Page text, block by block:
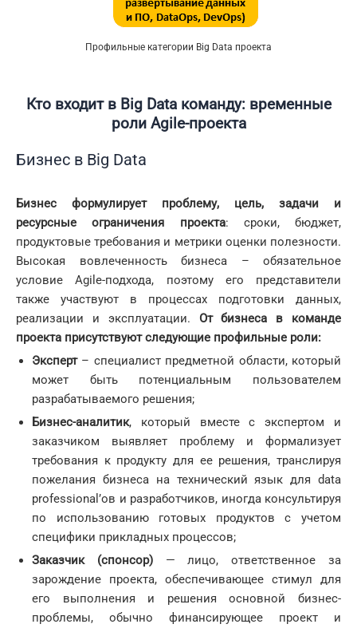
Профильные категории Big Data проекта
Кто входит в Big Dataкоманду: временные
роли Agile-проекта
Бизнес в Big Data
Бизнес формулирует проблему, цель, задачи и
ресурсные ограничения проекта: сроки, бюджет,
продуктовые требования и метрики оценки полезности.
Высокая вовлеченность бизнеса – обязательное
условие Agile-подхода, поэтому его представители
также участвуют в процессах подготовки данных,
реализации и эксплуатации. От бизнеса в команде
проекта присутствуют следующие профильные роли:
Эксперт– специалист предметной области, который
может быть потенциальным пользователем
разрабатываемого решения;
Бизнес-аналитик, который вместе с экспертом и
заказчиком выявляет проблему и формализует
требования к продукту для ее решения, транслируя
пожелания бизнеса на технический язык для data
professional’ов и разработчиков, иногда консультируя
по использованию готовых продуктов с учетом
специфики прикладных процессов;
Заказчик (спонсор)— лицо, ответственное за
зарождение проекта, обеспечивающее стимул для
его выполнения и решения основной бизнес-
проблемы, обычно финансирующее проект и